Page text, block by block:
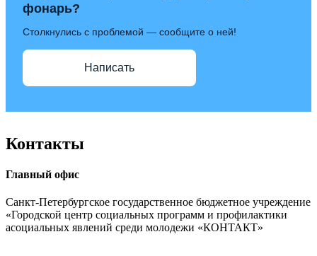
фонарь?
Столкнулись с проблемой — сообщите о ней!
Написать
Контакты
Главный офис
Санкт-Петербургское государственное бюджетное учреждение
«Городской центр социальных программ и профилактики
асоциальных явлений среди молодежи «КОНТАКТ»